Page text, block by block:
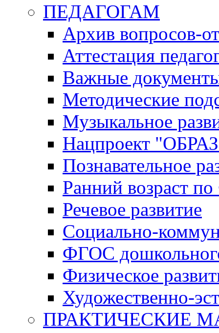
ПЕДАГОГАМ
Архив вопросов-
Аттестация
Важные
Методические
Музыкальное
Нацпроект
Познавательное
Ранний возраст
Речевое развитие
Социально-
ФГОС
Физическое
Художественно-
ПРАКТИЧЕСКИЕ